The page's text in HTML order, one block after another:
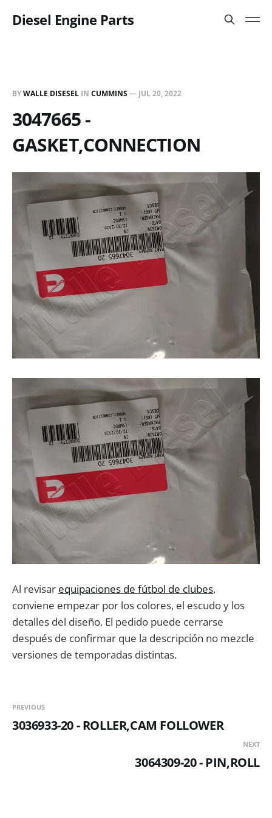
Diesel Engine Parts
BYWALLE DISESEL IN CUMMINS— JUL 20, 2022
3047665 -
GASKET,CONNECTION
Al revisar equipaciones de fútbol de clubes,
conviene empezar por los colores, el escudo y los
detalles del diseño. El pedido puede cerrarse
después de confirmar que la descripción no mezcle
versiones de temporadas distintas.
PREVIOUS
3036933-20 - ROLLER,CAM FOLLOWER
NEXT
3064309-20 - PIN,ROLL